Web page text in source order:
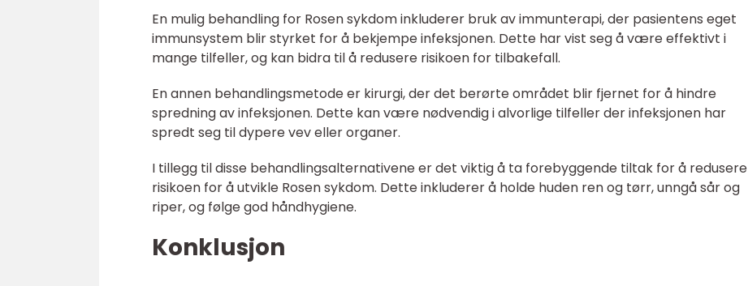
En mulig behandling for Rosen sykdom inkluderer bruk av immunterapi, der pasientens eget
immunsystem blir styrket for å bekjempe infeksjonen. Dette har vist seg å være effektivt i
mange tilfeller, og kan bidra til å redusere risikoen for tilbakefall.
En annen behandlingsmetode er kirurgi, der det berørte området blir fjernet for å hindre
spredning av infeksjonen. Dette kan være nødvendig i alvorlige tilfeller der infeksjonen har
spredt seg til dypere vev eller organer.
I tillegg til disse behandlingsalternativene er det viktig å ta forebyggende tiltak for å redusere
risikoen for å utvikle Rosen sykdom. Dette inkluderer å holde huden ren og tørr, unngå sår og
riper, og følge god håndhygiene.
Konklusjon